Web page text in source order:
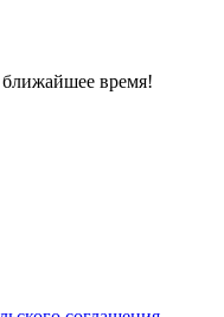
время!